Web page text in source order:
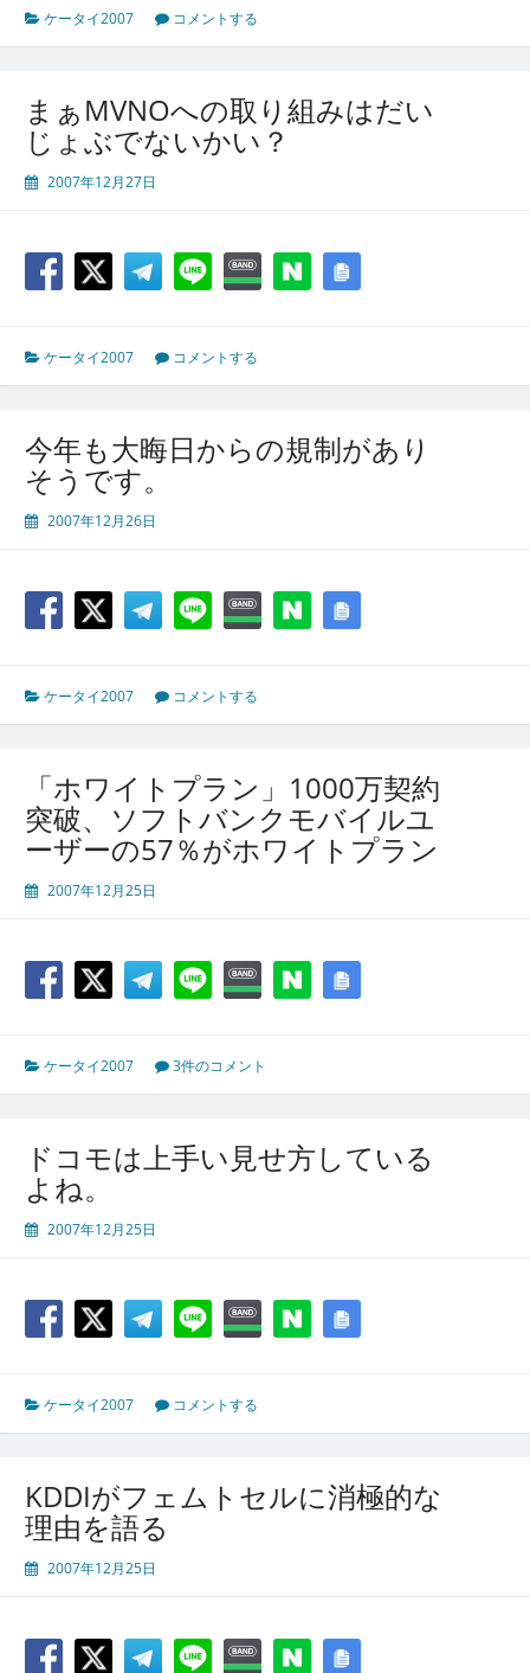
ケータイ2007 コメントする
まぁMVNOへの取り組みはだい
じょぶでないかい？
2007年12月27日
ケータイ2007 コメントする
今年も大晦日からの規制があり
そうです。
2007年12月26日
ケータイ2007 コメントする
「ホワイトプラン」1000万契約
突破、ソフトバンクモバイルユ
ーザーの57％がホワイトプラン
2007年12月25日
ケータイ2007 3件のコメント
ドコモは上手い見せ方している
よね。
2007年12月25日
ケータイ2007 コメントする
KDDIがフェムトセルに消極的な
理由を語る
2007年12月25日